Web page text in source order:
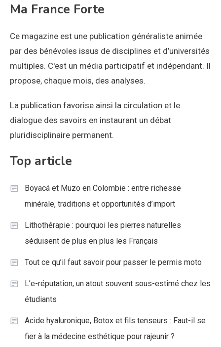
Ma France Forte
Ce magazine est une publication généraliste animée
par des bénévoles issus de disciplines et d’universités
multiples. C'est un média participatif et indépendant. Il
propose, chaque mois, des analyses.
La publication favorise ainsi la circulation et le
dialogue des savoirs en instaurant un débat
pluridisciplinaire permanent.
Top article
Boyacá et Muzo en Colombie : entre richesse
minérale, traditions et opportunités d’import
Lithothérapie : pourquoi les pierres naturelles
séduisent de plus en plus les Français
Tout ce qu’il faut savoir pour passer le permis moto
L’e-réputation, un atout souvent sous-estimé chez les
étudiants
Acide hyaluronique, Botox et fils tenseurs : Faut-il se
fier à la médecine esthétique pour rajeunir ?